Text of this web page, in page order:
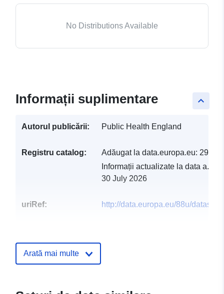
No Distributions Available
keyboard_arrow_up
Informații suplimentare
Autorul publicării: Public Health England
Registru catalog: Adăugat la data.europa.eu: 29
Informații actualizate la data
30 July 2026
uriRef: http://data.europa.eu/88u/dataset/
Arată mai multe